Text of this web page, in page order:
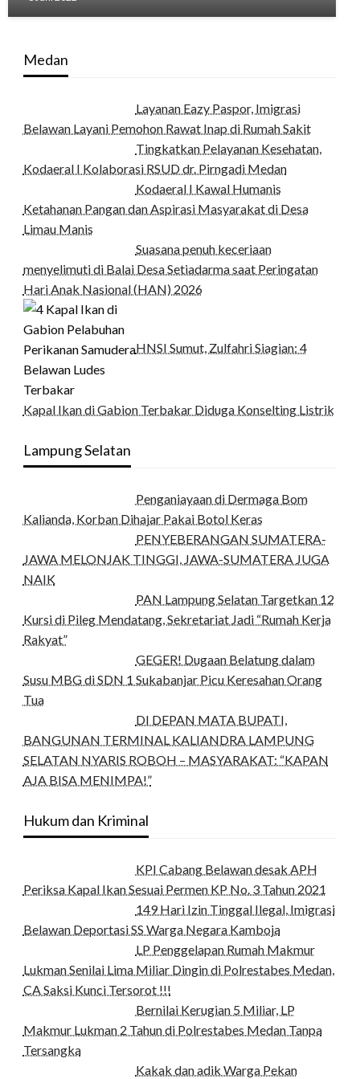
Medan
Layanan Eazy Paspor, Imigrasi
Belawan Layani Pemohon Rawat Inap di Rumah Sakit
Tingkatkan Pelayanan Kesehatan,
Kodaeral I Kolaborasi RSUD dr. Pirngadi Medan‎
Kodaeral I Kawal Humanis
Ketahanan Pangan dan Aspirasi Masyarakat di Desa
Limau Manis
Suasana penuh keceriaan
menyelimuti di Balai Desa Setiadarma saat Peringatan
Hari Anak Nasional (HAN) 2026
HNSI Sumut, Zulfahri Siagian: 4
Kapal Ikan di Gabion Terbakar Diduga Konselting Listrik
Lampung Selatan
Penganiayaan di Dermaga Bom
Kalianda, Korban Dihajar Pakai Botol Keras
PENYEBERANGAN SUMATERA-
JAWA MELONJAK TINGGI, JAWA-SUMATERA JUGA
NAIK
PAN Lampung Selatan Targetkan 12
Kursi di Pileg Mendatang, Sekretariat Jadi “Rumah Kerja
Rakyat”
GEGER! Dugaan Belatung dalam
Susu MBG di SDN 1 Sukabanjar Picu Keresahan Orang
Tua
DI DEPAN MATA BUPATI,
BANGUNAN TERMINAL KALIANDRA LAMPUNG
SELATAN NYARIS ROBOH – MASYARAKAT: “KAPAN
AJA BISA MENIMPA!”
Hukum dan Kriminal
KPI Cabang Belawan desak APH
Periksa Kapal Ikan Sesuai Permen KP No. 3 Tahun 2021
149 Hari Izin Tinggal Ilegal, Imigrasi
Belawan Deportasi SS Warga Negara Kamboja
LP Penggelapan Rumah Makmur
Lukman Senilai Lima Miliar Dingin di Polrestabes Medan,
CA Saksi Kunci Tersorot !!!
Bernilai Kerugian 5 Miliar, LP
Makmur Lukman 2 Tahun di Polrestabes Medan Tanpa
Tersangka
Kakak dan adik Warga Pekan